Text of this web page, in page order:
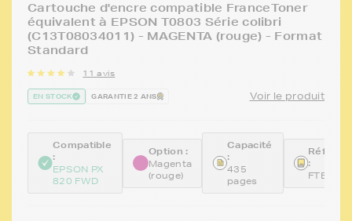
Cartouche d'encre compatible FranceToner
équivalent à EPSON T0803 Série colibri
(C13T08034011) - MAGENTA (rouge) - Format
Standard
11 avis
EN STOCK GARANTIE 2 ANS Voir le produit
Compatible
:
EPSON PX
820 FWD
Option :
Magenta
(rouge)
Capacité
:
435
pages
: